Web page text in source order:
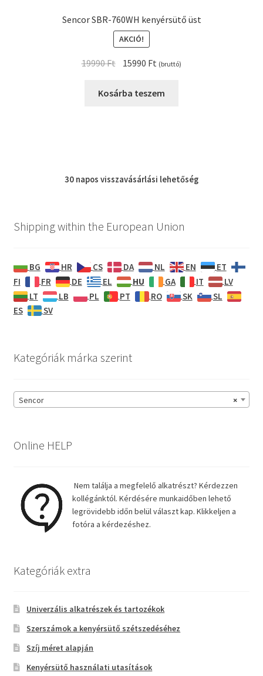
Sencor SBR-760WH kenyérsütő üst
AKCIÓ!
19990Ft Original
was:
15990 Ft Current
is:
(bruttó)
Kosárba teszem
30 napos visszavásárlási lehetőség
Shipping within the European Union
BG HR CS DA NL EN
ET
FI
FR DE EL HU GA IT
LV
LT
LB PL PT RO SK
SL
ES
SV
Kategóriák márka szerint
×
Sencor
Online HELP
Nem találja a megfelelő alkatrészt? Kérdezzen
kollégánktól. Kérdésére munkaidőben lehető
legrövidebb időn belül választ kap. Klikkeljen a
fotóra a kérdezéshez.
Kategóriák extra
Univerzális alkatrészek és tartozékok
Szerszámok a kenyérsütő szétszedéséhez
Szíj méret alapján
Kenyérsütő használati utasítások